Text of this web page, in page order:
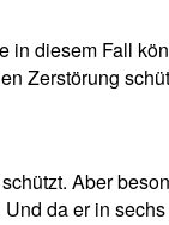
in diesem Fall
Zerstörung
Aber
da er in